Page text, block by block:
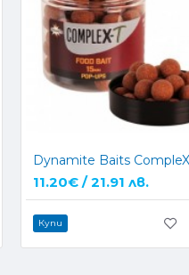
11.20€ / 21.91 лв.
Купи